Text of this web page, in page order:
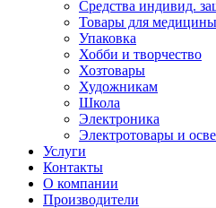
Средства индивид.
Товары для медицины
Упаковка
Хобби и творчество
Хозтовары
Художникам
Школа
Электроника
Электротовары и
Услуги
Контакты
О компании
Производители